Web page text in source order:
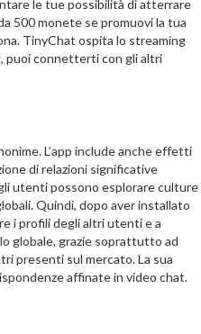
le tue possibilità di atterrare
500 monete se promuovi la tua
TinyChat ospita lo streaming
puoi connetterti con gli altri
L’app include anche effetti
di relazioni significative
utenti possono esplorare culture
Quindi, dopo aver installato
i profili degli altri utenti e a
globale, grazie soprattutto ad
presenti sul mercato. La sua
affinate in video chat.